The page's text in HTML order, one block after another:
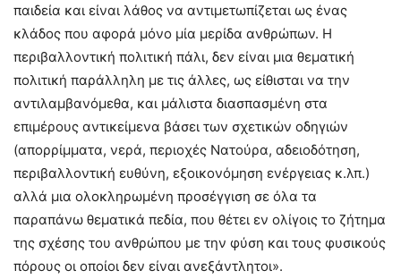
παιδεία και είναι λάθος να αντιμετωπίζεται ως ένας
κλάδος που αφορά μόνο μία μερίδα ανθρώπων. Η
περιβαλλοντική πολιτική πάλι, δεν είναι μια θεματική
πολιτική παράλληλη με τις άλλες, ως είθισται να την
αντιλαμβανόμεθα, και μάλιστα διασπασμένη στα
επιμέρους αντικείμενα βάσει των σχετικών οδηγιών
(απορρίμματα, νερά, περιοχές Νατούρα, αδειοδότηση,
περιβαλλοντική ευθύνη, εξοικονόμηση ενέργειας κ.λπ.)
αλλά μια ολοκληρωμένη προσέγγιση σε όλα τα
παραπάνω θεματικά πεδία, που θέτει εν ολίγοις το ζήτημα
της σχέσης του ανθρώπου με την φύση και τους φυσικούς
πόρους οι οποίοι δεν είναι ανεξάντλητοι».